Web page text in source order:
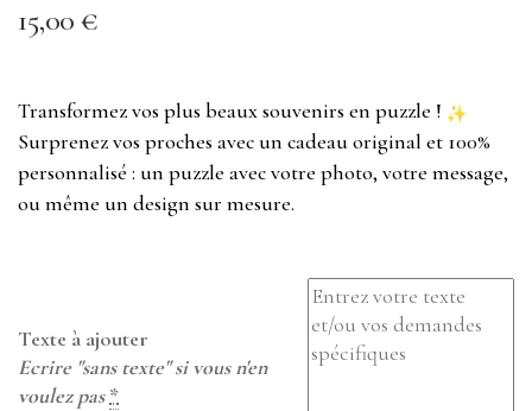
15,00€
Transformez vos plus beaux souvenirs en puzzle !
Surprenez vos proches avec un cadeau original et 100%
personnalisé : un puzzle avec votre photo, votre message,
ou même un design sur mesure.
Texte à ajouter
Ecrire "sans texte" si vous n'en
voulez pas *